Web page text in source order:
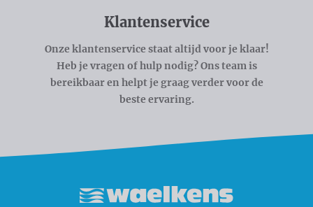
Klantenservice
Onze klantenservice staat altijd voor je klaar!
Heb je vragen of hulp nodig? Ons team is
bereikbaar en helpt je graag verder voor de
beste ervaring.